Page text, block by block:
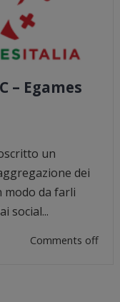
– Egames
un
dei
modo da farli
social...
Comments off